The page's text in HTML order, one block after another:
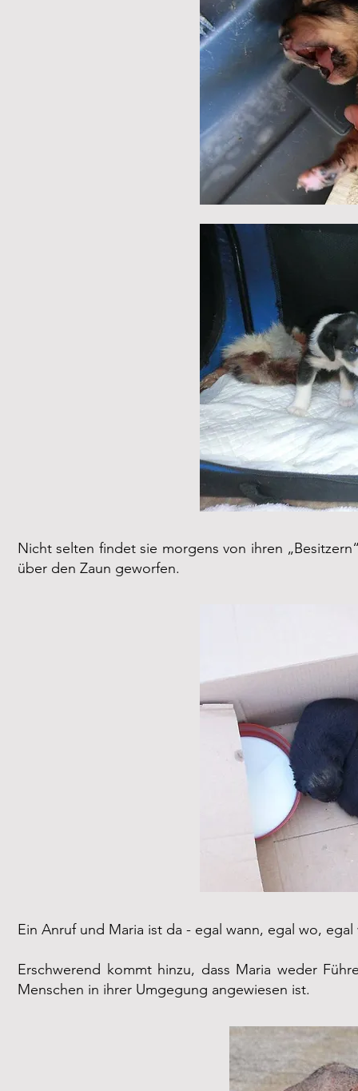
Nicht selten findet sie morgens von ihren
über den Zaun geworfen.
Ein Anruf und Maria ist da - egal wann, egal wo,
Erschwerend kommt hinzu, dass Maria weder
Menschen in ihrer Umgegung angewiesen ist.